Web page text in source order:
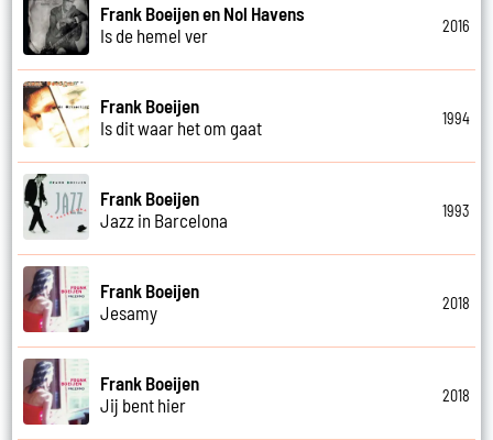
Frank Boeijen en Nol Havens
Is de hemel ver
2016
Frank Boeijen
Is dit waar het om gaat
1994
Frank Boeijen
Jazz in Barcelona
1993
Frank Boeijen
Jesamy
2018
Frank Boeijen
Jij bent hier
2018